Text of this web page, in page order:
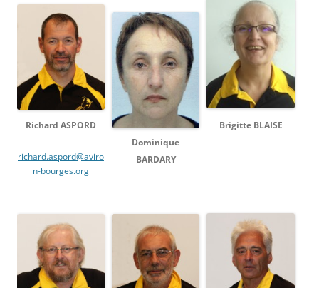
Richard ASPORD
richard.aspord@aviro
n-bourges.org
Dominique
BARDARY
Brigitte BLAISE